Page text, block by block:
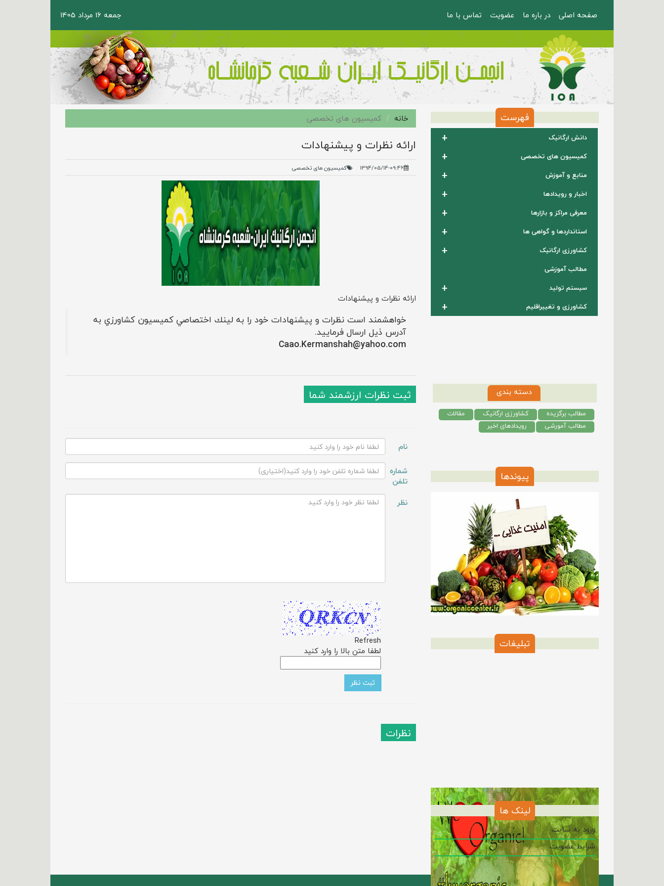
صفحه اصلی در باره ما عضویت تماس با ما جمعه 16 مرداد 1405
خانه کمیسیون های تخصصی
ارائه نظرات و پيشنهادات
1394/05/14-09:46 کمیسیون های تخصصی
ارائه نظرات و پيشنهادات
خواهشمند است نظرات و پيشنهادات خود را به لينك اختصاصي كميسيون كشاورزي به
آدرس ذيل ارسال فرماييد.
Caao.Kermanshah@yahoo.com
ثبت نظرات ارزشمند شما
نام
شماره
تلفن
نظر
Refresh
لطفا متن بالا را وارد کنید
نظرات
فهرست
دانش ارگانیک +
کمیسیون های تخصصی +
منابع و آموزش +
اخبار و رویدادها +
معرفی مراکز و بازارها +
استانداردها و گواهی ها +
کشاورزی ارگانیک +
مطالب آموزشی
سیستم تولید
+
کشاورزی و تغییراقلیم +
دسته بندی
مطالب برگزیده کشاورزی ارگانیک
مقالات
مطالب آمورشی
رویدادهای اخیر
پیوندها
تبلیغات
لینک ها
ورود به سایت
شرایط عضویت